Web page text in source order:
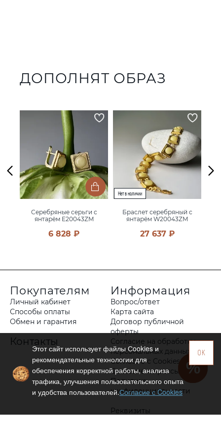
ДОПОЛНЯТ ОБРАЗ
Серебряные серьги с
янтарём E20043ZM
6 828 ₽
Браслет серебряный с
янтарём W20043ZM
27 637 ₽
Покупателям
Личный кабинет
Способы оплаты
Обмен и гарантия
Контакты
Информация
Вопрос/ответ
Карта сайта
Договор публичной
оферты
Согласие на обработку
персональных данных
Согласие с Cookies
Согласие на рассылку
Политика
конфиденциальности
Реквизиты
OK
Этот сайт использует файлы Сookies и
рекомендательные технологии для
обеспечения корректной работы, анализа
трафика, улучшения пользовательского опыта
и удобства пользователей.Согласие с Cookies